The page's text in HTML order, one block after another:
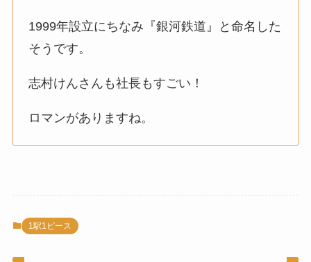
1999年設立にちなみ『銀河鉄道』と命名した
そうです。
志村けんさんも社長もすごい！
ロマンがありますね。
1駅1ピース